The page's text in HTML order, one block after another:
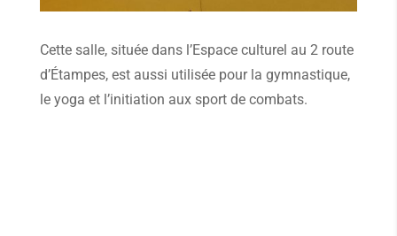
Cette salle, située dans l’Espace culturel au 2 route
d’Étampes, est aussi utilisée pour la gymnastique,
le yoga et l’initiation aux sport de combats.